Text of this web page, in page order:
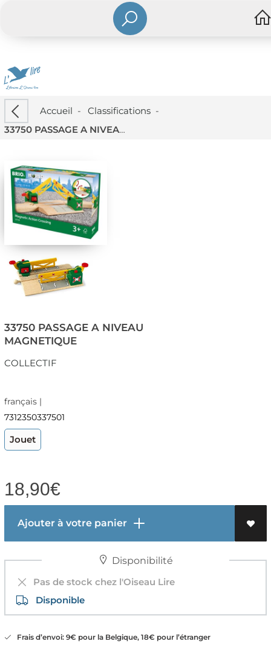
Accueil - Classifications-
33750 PASSAGE A NIVEAU MAGNETIQUE
33750 PASSAGE A NIVEAU
MAGNETIQUE
COLLECTIF
français |
7312350337501
Jouet
18,90€
Ajouter à votre panier
Disponibilité
Pas de stock chez l'Oiseau Lire
Disponible
Frais d’envoi: 9€ pour la Belgique, 18€ pour l’étranger